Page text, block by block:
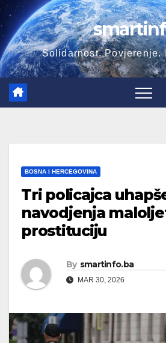
Skip
to
content
Solidarnost. Povjerenje.
BOSNA I HERCEGOVINA
Tri policajca
navodjenja
prostituciju
By smartinfo.ba
MAR 30, 2026